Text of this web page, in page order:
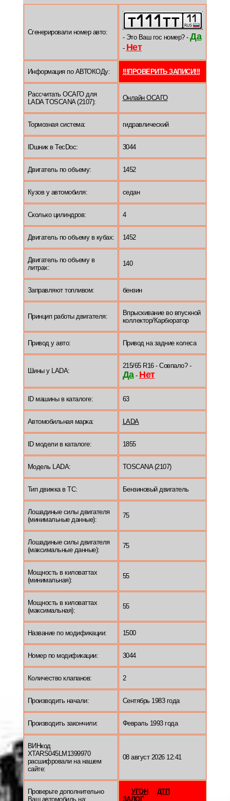
Сгенерировали номер авто:
- Это Ваш гос номер? - Да
- Нет
Информация по АВТОКОДу: !!!ПРОВЕРИТЬ ЗАПИСИ!!!
Рассчитать ОСАГО для
LADA TOSCANA (2107):
Онлайн ОСАГО
Тормозная система: гидравлический
IDшник в TecDoc: 3044
Двигатель по объему: 1452
Кузов у автомобиля: седан
Сколько цилиндров: 4
Двигатель по объему в кубах: 1452
Двигатель по объему в
литрах:
140
Заправляют топливом: бензин
Принцип работы двигателя:
Впрыскивание во впускной
коллектор/Карбюратор
Привод у авто: Привод на задние колеса
Шины у LADA:
215/65 R16 - Совпало? -
Да- Нет
ID машины в каталоге: 63
Автомобильная марка: LADA
ID модели в каталоге: 1855
Модель LADA: TOSCANA (2107)
Тип движка в ТС: Бензиновый двигатель
Лошадиные силы двигателя
(минимальные данные):
75
Лошадиные силы двигателя
(максимальные данные):
75
Мощность в киловаттах
(минимальная):
55
Мощность в киловаттах
(максимальная):
55
Название по модификации: 1500
Номер по модификации: 3044
Количество клапанов: 2
Производить начали: Сентябрь 1983 года
Производить закончили: Февраль 1993 года
ВИНкод
XTARS045LM1399970
расшифровали на нашем
сайте:
08 август 2026 12:41
Проверьте дополнительно
Ваш автомобиль на:
УГОН
ДТП
ЗАЛОГ